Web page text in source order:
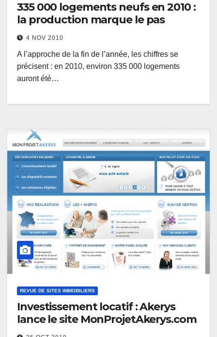
335 000 logements neufs en 2010 :
la production marque le pas
4 NOV 2010
A l’approche de la fin de l’année, les chiffres se
précisent : en 2010, environ 335 000 logements
auront été…
REVUE DE SITES IMMOBILIERS
Investissement locatif : Akerys
lance le site MonProjetAkerys.com